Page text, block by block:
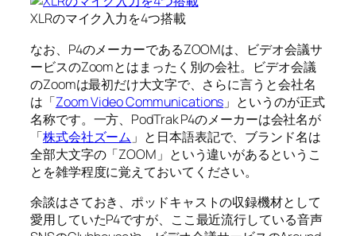
XLRのマイク入力を4つ搭載
なお、P4のメーカーであるZOOMは、ビデオ会議サ
ービスのZoomとはまったく別の会社。ビデオ会議
のZoomは最初だけ大文字で、さらに言うと会社名
は「Zoom Video Communications 」というのが正式
名称です。一方、PodTrak P4のメーカーは会社名が
「株式会社ズーム 」と日本語表記で、ブランド名は
全部大文字の「ZOOM」という違いがあるというこ
とを雑学程度に覚えておいてください。
余談はさておき、ポッドキャストの収録機材として
愛用していたP4ですが、ここ最近流行している音声